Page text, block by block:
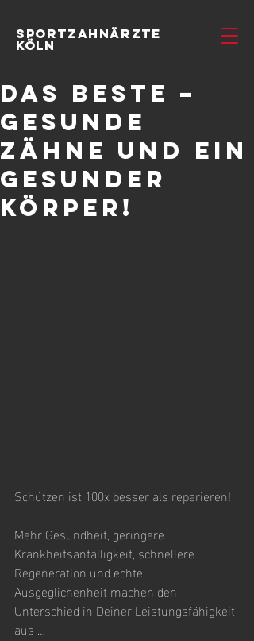
SportzahnÄrzte
Köln
Das Beste –
Gesunde
Zähne und ein
gesunder
Körper!
Schützen ist 100x besser als reparieren!
Mehr Gesundheit, geringere
Krankheitsanfälligkeit, schnellere
Regeneration und echte
Ausgeglichenheit machen den
Unterschied in Deiner Leistungsfähigkeit
aus …